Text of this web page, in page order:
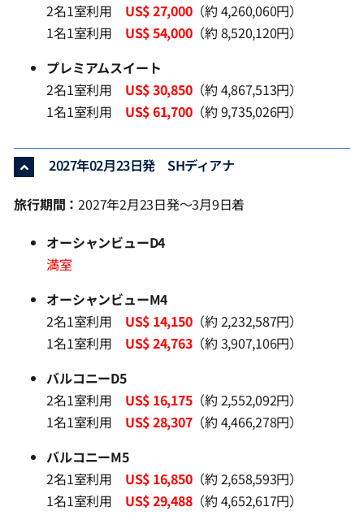
2名1室利用 US$ 27,000（約 4,260,060円）
1名1室利用 US$ 54,000（約 8,520,120円）
プレミアムスイート
2名1室利用 US$ 30,850（約 4,867,513円）
1名1室利用 US$ 61,700（約 9,735,026円）
2027年02月23日発 SHディアナ
旅行期間：2027年2月23日発～3月9日着
オーシャンビューD4
満室
オーシャンビューM4
2名1室利用 US$ 14,150（約 2,232,587円）
1名1室利用 US$ 24,763（約 3,907,106円）
バルコニーD5
2名1室利用 US$ 16,175（約 2,552,092円）
1名1室利用 US$ 28,307（約 4,466,278円）
バルコニーM5
2名1室利用 US$ 16,850（約 2,658,593円）
1名1室利用 US$ 29,488（約 4,652,617円）